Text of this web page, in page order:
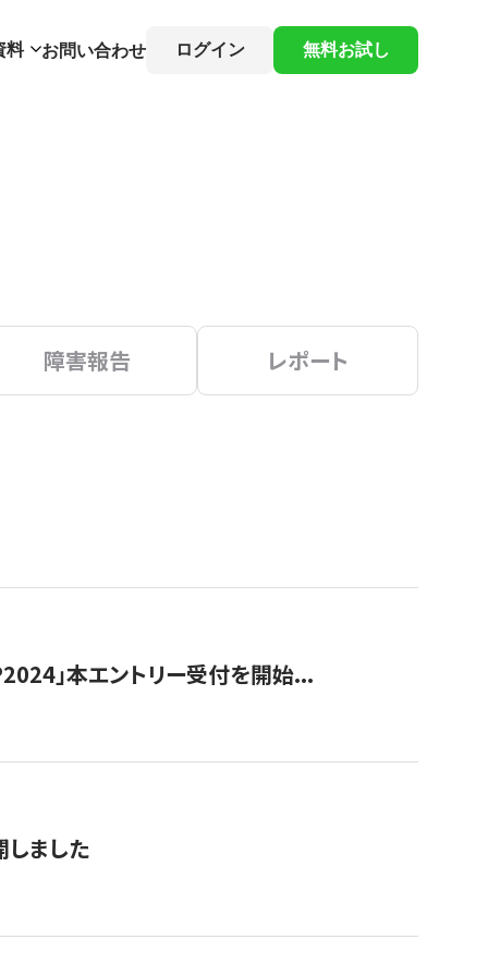
料 お問い合わせ ログイン 無料お試し
障害報告 レポート
」本エントリー受付を開始...
しました